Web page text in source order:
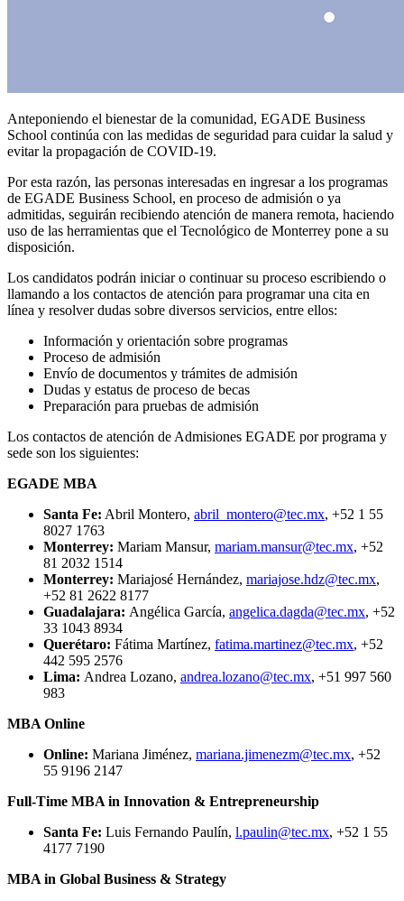
Anteponiendo el bienestar de la comunidad, EGADE Business
School continúa con las medidas de seguridad para cuidar la salud y
evitar la propagación de COVID-19.
Por esta razón, las personas interesadas en ingresar a los programas
de EGADE Business School, en proceso de admisión o ya
admitidas, seguirán recibiendo atención de manera remota, haciendo
uso de las herramientas que el Tecnológico de Monterrey pone a su
disposición.
Los candidatos podrán iniciar o continuar su proceso escribiendo o
llamando a los contactos de atención para programar una cita en
línea y resolver dudas sobre diversos servicios, entre ellos:
Información y orientación sobre programas
Proceso de admisión
Envío de documentos y trámites de admisión
Dudas y estatus de proceso de becas
Preparación para pruebas de admisión
Los contactos de atención de Admisiones EGADE por programa y
sede son los siguientes:
EGADE MBA
Santa Fe: Abril Montero, abril_montero@tec.mx, +52 1 55
8027 1763
Monterrey: Mariam Mansur, mariam.mansur@tec.mx, +52
81 2032 1514
Monterrey: Mariajosé Hernández, mariajose.hdz@tec.mx,
+52 81 2622 8177
Guadalajara: Angélica García, angelica.dagda@tec.mx, +52
33 1043 8934
Querétaro: Fátima Martínez, fatima.martinez@tec.mx, +52
442 595 2576
Lima: Andrea Lozano, andrea.lozano@tec.mx, +51 997 560
983
MBA Online
Online: Mariana Jiménez, mariana.jimenezm@tec.mx, +52
55 9196 2147
Full-Time MBA in Innovation & Entrepreneurship
Santa Fe: Luis Fernando Paulín, l.paulin@tec.mx, +52 1 55
4177 7190
MBA in Global Business & Strategy